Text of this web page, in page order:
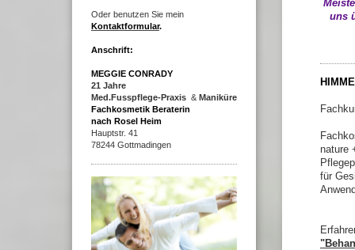
Oder benutzen Sie mein
Kontaktformular.
Anschrift:
MEGGIE CONRADY
21 Jahre
Med.Fusspflege-Praxis & Maniküre
Fachkosmetik Beraterin
nach Rosel Heim
Hauptstr. 41
78244 Gottmadingen
uns
nature
für